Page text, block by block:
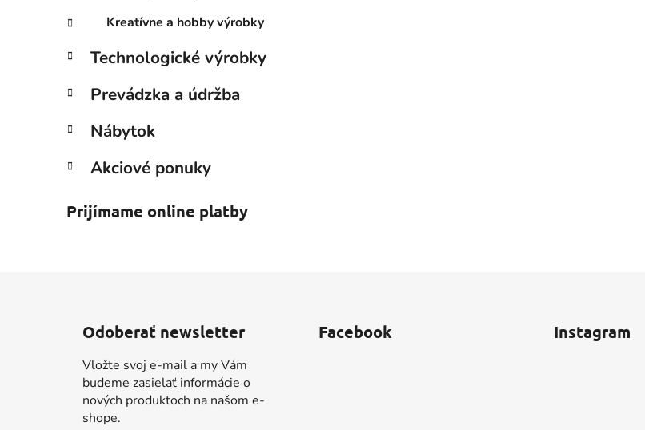
Kreatívne a hobby výrobky
Technologické výrobky
Prevádzka a údržba
Nábytok
Akciové ponuky
Prijímame online platby
Odoberať newsletter
Vložte svoj e-mail a my Vám
budeme zasielať informácie o
nových produktoch na našom e-
shope.
Facebook Instagram